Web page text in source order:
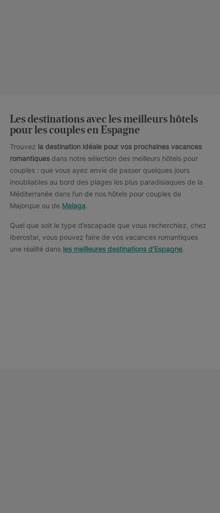
Les destinations avec les meilleurs hôtels
pour les couples en Espagne
Trouvez la destination idéale pour vos prochaines vacances
romantiques dans notre sélection des meilleurs hôtels pour
couples : que vous ayez envie de passer quelques jours
inoubliables au bord des plages les plus paradisiaques de la
Méditerranée dans l’un de nos hôtels pour couples de
Majorque ou de Malaga.
Quel que soit le type d’escapade que vous recherchiez, chez
Iberostar, vous pouvez faire de vos vacances romantiques
une réalité dans les meilleures destinations d’Espagne.